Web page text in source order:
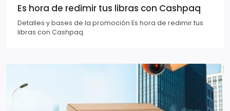
Es hora de redimir tus libras con Cashpaq
Detalles y bases de la promoción Es hora de redimir tus
libras con Cashpaq.